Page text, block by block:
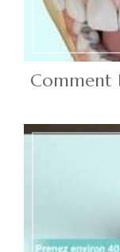
Comment